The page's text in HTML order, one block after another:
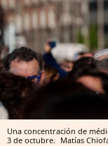
Una concentración de
3 de octubre. Matías